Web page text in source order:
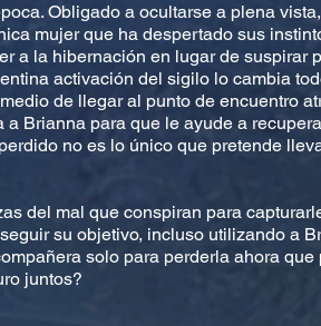
Obligado a ocultarse a plena
mujer que ha despertado sus
a la hibernación en lugar de suspirar
activación del sigilo lo cambia
de llegar al punto de encuentro
a Brianna para que le ayude a
no es lo único que pretende
del mal que conspiran para
su objetivo, incluso utilizando a
solo para perderla ahora que
juntos?